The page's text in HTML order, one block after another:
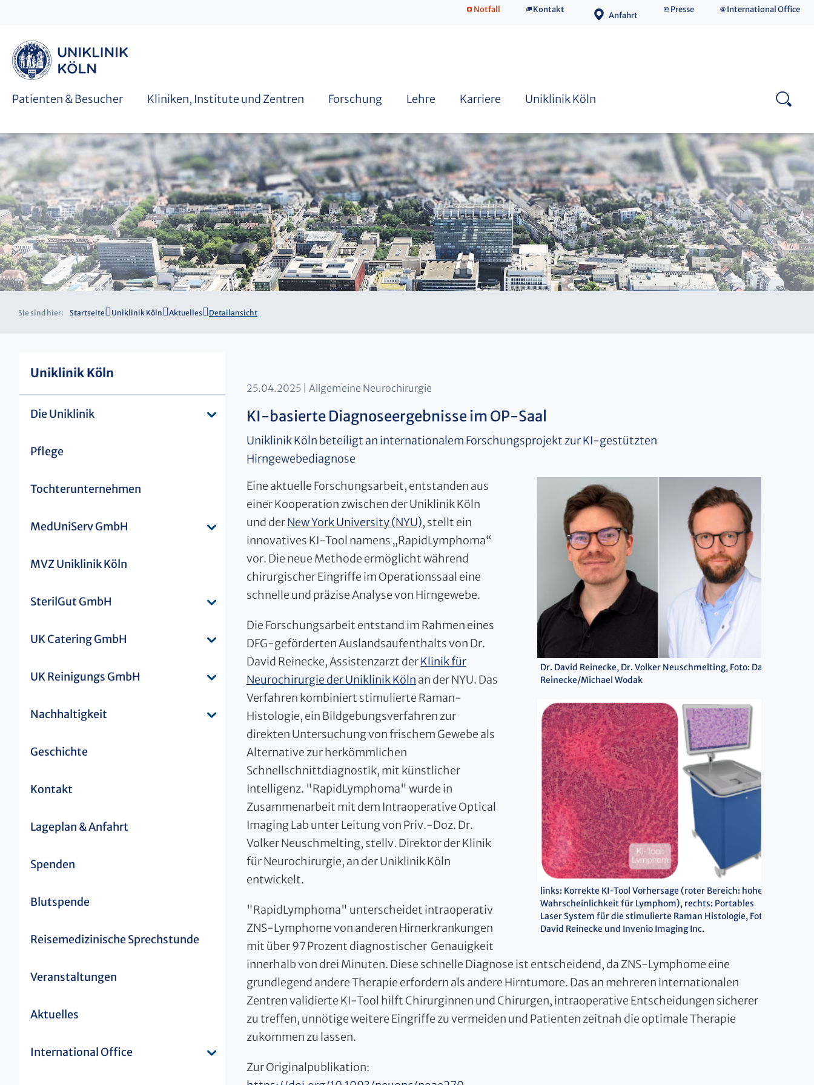
Notfall Kontakt
Anfahrt
Presse International Office
Patienten & Besucher Kliniken, Institute und Zentren Forschung Lehre Karriere Uniklinik Köln
Sie sind hier: Startseite Uniklinik Köln Aktuelles Detailansicht
Uniklinik Köln
Die Uniklinik
Pflege
Tochterunternehmen
MedUniServ GmbH
MVZ Uniklinik Köln
SterilGut GmbH
UK Catering GmbH
UK Reinigungs GmbH
Nachhaltigkeit
Geschichte
Kontakt
Lageplan & Anfahrt
Spenden
Blutspende
Reisemedizinische Sprechstunde
Veranstaltungen
Aktuelles
International Office
25.04.2025 Allgemeine Neurochirurgie
KI-basierte Diagnoseergebnisse im OP-Saal
Uniklinik Köln beteiligt an internationalem Forschungsprojekt zur KI-gestützten
Hirngewebediagnose
Dr. David Reinecke, Dr. Volker Neuschmelting, Foto: David
Reinecke/Michael Wodak
links: Korrekte KI-Tool Vorhersage (roter Bereich: hohe
Wahrscheinlichkeit für Lymphom), rechts: Portables
Laser System für die stimulierte Raman Histologie, Foto:
David Reinecke und Invenio Imaging Inc.
Eine aktuelle Forschungsarbeit, entstanden aus
einer Kooperation zwischen der Uniklinik Köln
und derNew York University (NYU), stellt ein
innovatives KI-Tool namens „RapidLymphoma“
vor. Die neue Methode ermöglicht während
chirurgischer Eingriffe im Operationssaal eine
schnelle und präzise Analyse von Hirngewebe.
Die Forschungsarbeit entstand im Rahmen eines
DFG-geförderten Auslandsaufenthalts von Dr.
David Reinecke, Assistenzarzt derKlinik für
Neurochirurgie der Uniklinik Köln an der NYU. Das
Verfahren kombiniert stimulierte Raman-
Histologie, ein Bildgebungsverfahren zur
direkten Untersuchung von frischem Gewebe als
Alternative zur herkömmlichen
Schnellschnittdiagnostik, mit künstlicher
Intelligenz. "RapidLymphoma" wurde in
Zusammenarbeit mit dem Intraoperative Optical
Imaging Lab unter Leitung von Priv.-Doz. Dr.
Volker Neuschmelting, stellv. Direktor der Klinik
für Neurochirurgie, an der Uniklinik Köln
entwickelt.
"RapidLymphoma" unterscheidet intraoperativ
ZNS-Lymphome von anderen Hirnerkrankungen
mit über 97 Prozent diagnostischer Genauigkeit
innerhalb von drei Minuten. Diese schnelle Diagnose ist entscheidend, da ZNS-Lymphome eine
grundlegend andere Therapie erfordern als andere Hirntumore. Das an mehreren internationalen
Zentren validierte KI-Tool hilft Chirurginnen und Chirurgen, intraoperative Entscheidungen sicherer
zu treffen, unnötige weitere Eingriffe zu vermeiden und Patienten zeitnah die optimale Therapie
zukommen zu lassen.
Zur Originalpublikation: